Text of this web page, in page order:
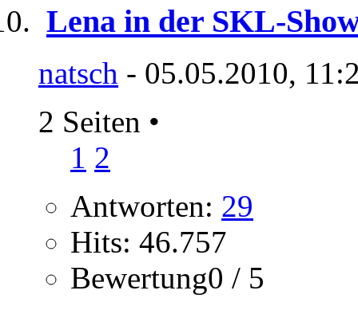
Lena in der SKL-
natsch - 05.05.2010,
2 Seiten •
1 2
Antworten: 29
Hits: 46.757
Bewertung0 / 5